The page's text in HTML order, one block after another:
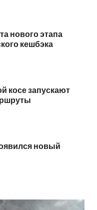
нового этапа
кешбэка
косе запускают
новый